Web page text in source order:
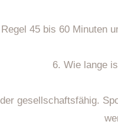
45 bis 60 Minuten
6. Wie lange
gesellschaftsfähig.